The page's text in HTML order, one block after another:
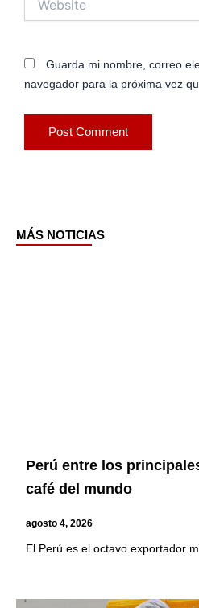
Guarda mi nombre, correo
navegador para la próxima vez
MÁS NOTICIAS
Perú entre los
café del mundo
agosto 4, 2026
El Perú es el octavo exportador